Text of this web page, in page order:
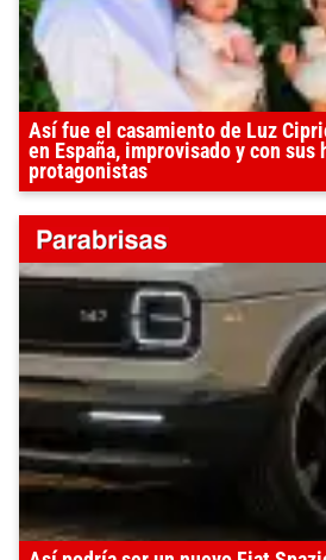
Así fue el casamiento de Luz
en España, improvisado y con sus
protagonistas